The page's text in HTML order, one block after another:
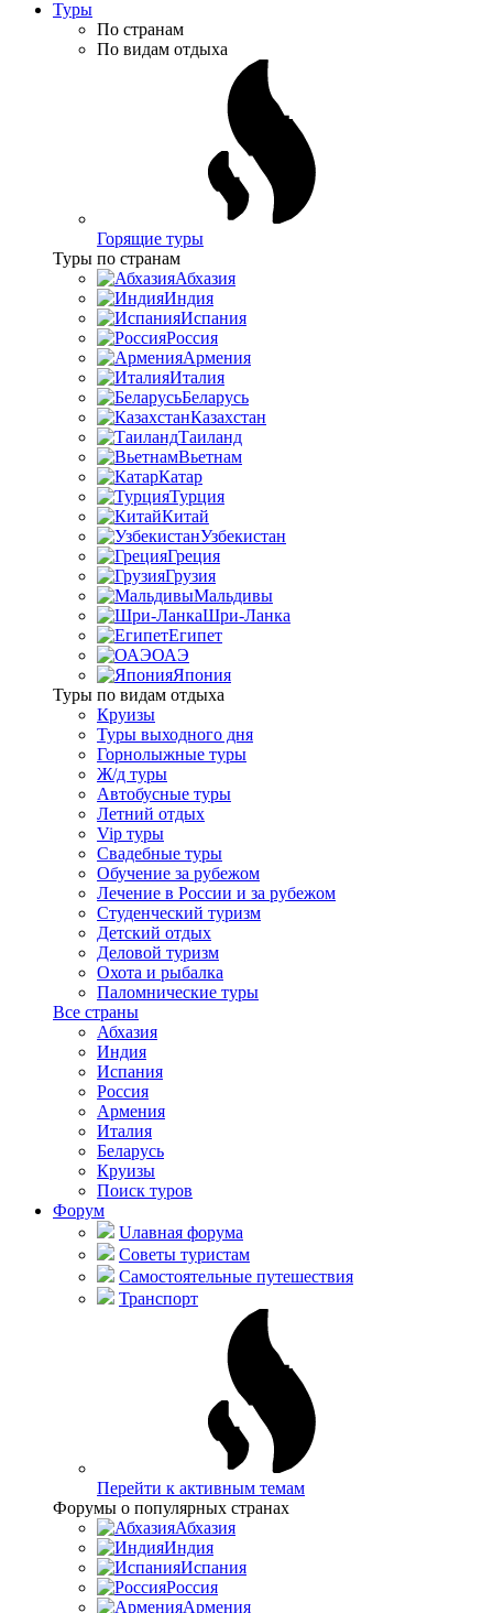
Туры
По странам
По видам отдыха
Горящие туры
Туры по странам
Абхазия
Индия
Испания
Россия
Армения
Италия
Беларусь
Казахстан
Таиланд
Вьетнам
Катар
Турция
Китай
Узбекистан
Греция
Грузия
Мальдивы
Шри-Ланка
Египет
ОАЭ
Япония
Туры по видам отдыха
Круизы
Туры выходного дня
Горнолыжные туры
Ж/д туры
Автобусные туры
Летний отдых
Vip туры
Свадебные туры
Обучение за рубежом
Лечение в России и за рубежом
Студенческий туризм
Детский отдых
Деловой туризм
Охота и рыбалка
Паломнические туры
Все страны
Абхазия
Индия
Испания
Россия
Армения
Италия
Беларусь
Круизы
Поиск туров
Форум
Uлавная форума
Советы туристам
Самостоятельные путешествия
Транспорт
Перейти к активным темам
Форумы о популярных странах
Абхазия
Индия
Испания
Россия
Армения